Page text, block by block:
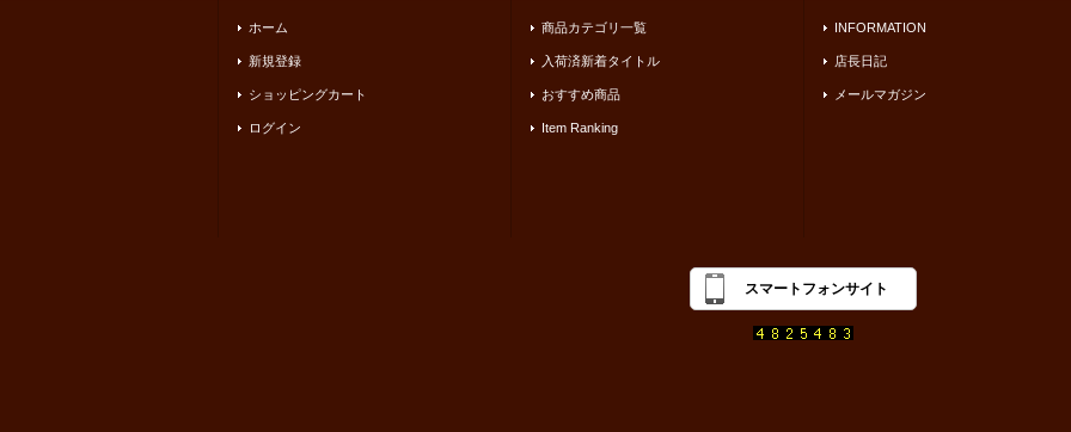
ホーム
新規登録
ショッピングカート
ログイン
商品カテゴリ一覧
入荷済新着タイトル
おすすめ商品
Item Ranking
INFORMATION
店長日記
メールマガジン
スマートフォンサイト